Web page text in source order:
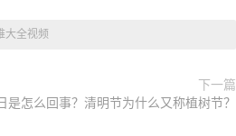
大全视频
下一篇
是怎么回事？清明节为什么又称植树节？